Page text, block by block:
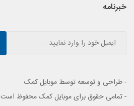
خبرنامه
- طراحی و توسعه توسط موبایل کمک
- تمامی حقوق برای موبایل کمک محفوظ است